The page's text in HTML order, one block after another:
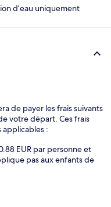
d’eau uniquement
de payer les frais suivants
votre départ. Ces frais
:
EUR par personne et
pas aux enfants de